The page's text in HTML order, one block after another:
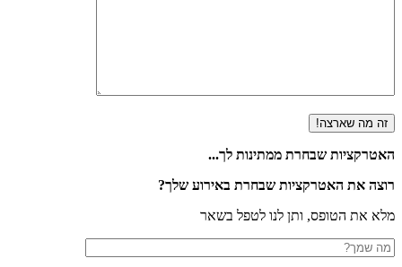
שבחרת ממתינות לך...
את האטרקציות שבחרת באירוע שלך?
את הטופס, ותן לנו לטפל בשאר